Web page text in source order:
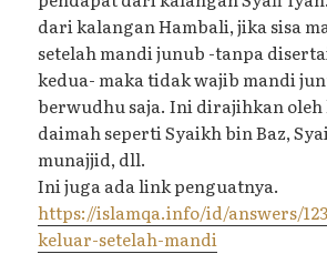
dari kalangan Hambali, jika sisa
setelah mandi junub -tanpa
kedua- maka tidak wajib mandi
berwudhu saja. Ini dirajihkan oleh
daimah seperti Syaikh bin Baz,
munajjid, dll.
Ini juga ada link penguatnya.
https://islamqa.info/id/answers/
keluar-setelah-mandi